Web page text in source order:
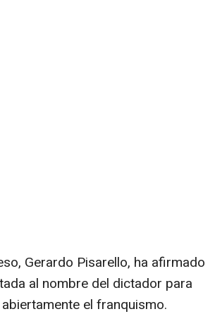
Gerardo Pisarello, ha afirmado
al nombre del dictador para
el franquismo.